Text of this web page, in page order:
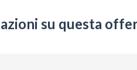
su questa